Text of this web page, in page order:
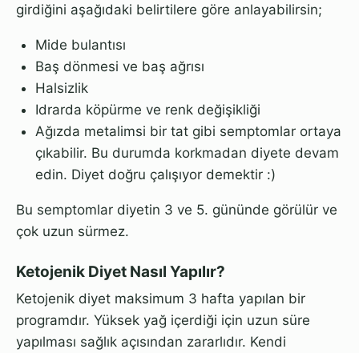
girdiğini aşağıdaki belirtilere göre anlayabilirsin;
Mide bulantısı
Baş dönmesi ve baş ağrısı
Halsizlik
Idrarda köpürme ve renk değişikliği
Ağızda metalimsi bir tat gibi semptomlar ortaya
çıkabilir. Bu durumda korkmadan diyete devam
edin. Diyet doğru çalışıyor demektir :)
Bu semptomlar diyetin 3 ve 5. gününde görülür ve
çok uzun sürmez.
Ketojenik Diyet Nasıl Yapılır?
Ketojenik diyet maksimum 3 hafta yapılan bir
programdır. Yüksek yağ içerdiği için uzun süre
yapılması sağlık açısından zararlıdır. Kendi